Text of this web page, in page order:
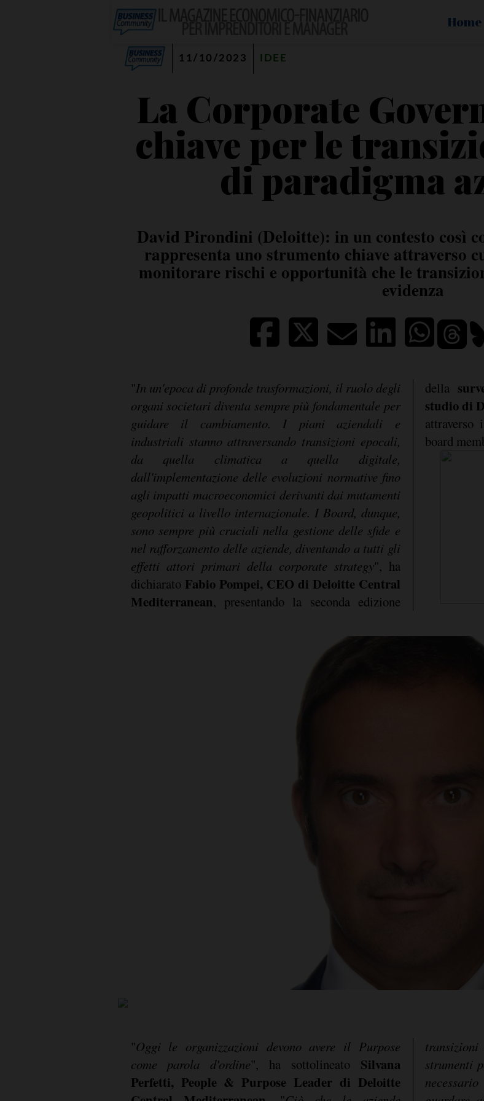
Home
11/10/2023 IDEE
La Corporate
chiave per le
di paradigma
David Pirondini (Deloitte): in un contesto così
rappresenta uno strumento chiave attraverso
monitorare rischi e opportunità che le
evidenza
"In un'epoca di profonde trasformazioni, il ruolo degli
organi societari diventa sempre più fondamentale per
guidare il cambiamento. I piani aziendali e
industriali stanno attraversando transizioni epocali,
da quella climatica a quella digitale,
dall'implementazione delle evoluzioni normative fino
agli impatti macroeconomici derivanti dai mutamenti
geopolitici a livello internazionale. I Board, dunque,
sono sempre più cruciali nella gestione delle sfide e
nel rafforzamento delle aziende, diventando a tutti gli
effetti attori primari della corporate strategy", ha
dichiarato Fabio Pompei, CEO di Deloitte Central
Mediterranean, presentando la seconda edizione
della
studio di
attraverso
board
"Oggi le organizzazioni devono avere il Purpose
come parola d'ordine", ha sottolineato Silvana
Perfetti, People & Purpose Leader di Deloitte
strumenti